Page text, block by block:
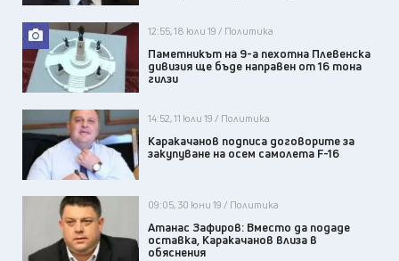
12:55, 18 юли 19 / Политика
Паметникът на 9-а пехотна Плевенска
дивизия ще бъде направен от 16 тона
гилзи
14:52, 11 юли 19 / Политика
Каракачанов подписа договорите за
закупуване на осем самолета F-16
09:05, 30 юни 19 / Политика
Атанас Зафиров: Вместо да подаде
оставка, Каракачанов влиза в
обяснения